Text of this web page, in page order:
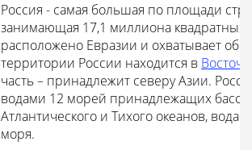
Россия - самая большая по площади
занимающая 17,1 миллиона квадратных
расположено Евразии и охватывает обе
территории России находится в
часть – принадлежит северу Азии.
водами 12 морей принадлежащих
Атлантического и Тихого океанов,
моря.